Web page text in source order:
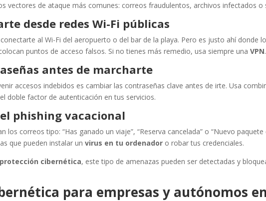
vectores de ataque más comunes: correos fraudulentos, archivos infectados o
desde redes Wi-Fi públicas
al Wi-Fi del aeropuerto o del bar de la playa. Pero es justo ahí donde
puntos de acceso falsos. Si no tienes más remedio, usa siempre unaVPN.
antes de marcharte
accesos indebidos es cambiar las contraseñas clave antes de irte. Usa
doble factor de autenticación en tus servicios.
phishing vacacional
los correos tipo: “Has ganado un viaje”, “Reserva cancelada” o “Nuevo paquete
que pueden instalar unvirus en tu ordenador o robar tus credenciales.
cibernética, este tipo de amenazas pueden ser detectadas y
para empresas y autónomos en